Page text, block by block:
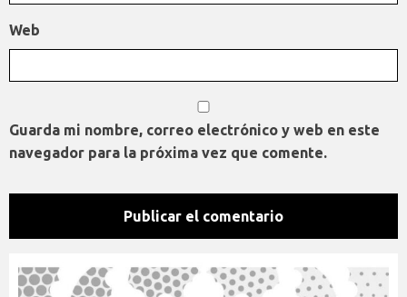
Web
Guarda mi nombre, correo electrónico y web en este
navegador para la próxima vez que comente.